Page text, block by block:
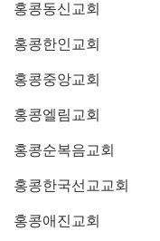
홍콩동신교회
홍콩한인교회
홍콩중앙교회
홍콩엘림교회
홍콩순복음교회
홍콩한국선교교회
홍콩애진교회